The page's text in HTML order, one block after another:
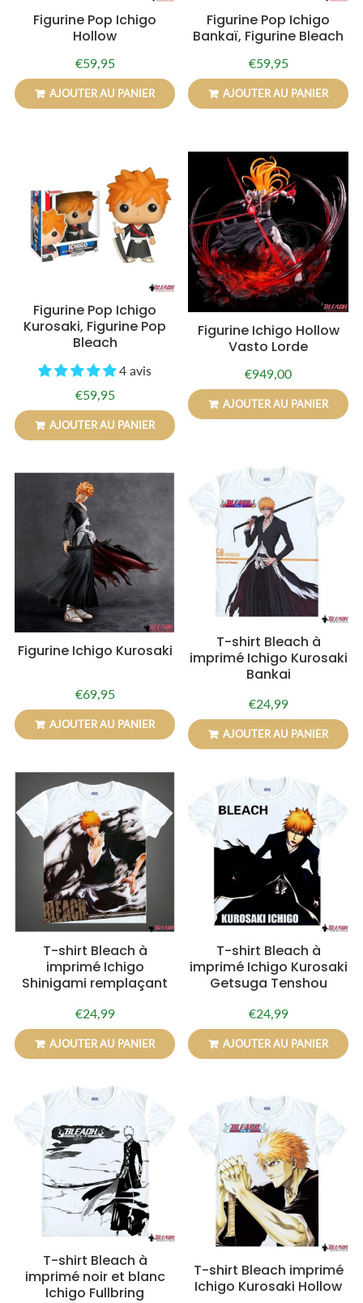
Figurine Pop Ichigo
Hollow
Prix
régulier
€59,95€59,95
AJOUTER AU PANIER
Figurine Pop Ichigo
Bankaï, Figurine Bleach
Prix
régulier
€59,95€59,95
AJOUTER AU PANIER
Figurine Pop Ichigo
Kurosaki, Figurine Pop
Bleach
4 avis
Prix
régulier
€59,95€59,95
AJOUTER AU PANIER
Figurine Ichigo Hollow
Vasto Lorde
Prix
régulier
€949,00
AJOUTER AU PANIER
Figurine Ichigo Kurosaki
Prix
régulier
€69,95€69,95
AJOUTER AU PANIER
T-shirt Bleach à
imprimé Ichigo Kurosaki
Bankai
Prix
régulier
€24,99€24,99
AJOUTER AU PANIER
T-shirt Bleach à
imprimé Ichigo
Shinigami remplaçant
Prix
régulier
€24,99€24,99
AJOUTER AU PANIER
T-shirt Bleach à
imprimé Ichigo Kurosaki
Getsuga Tenshou
Prix
régulier
€24,99€24,99
AJOUTER AU PANIER
T-shirt Bleach à
imprimé noir et blanc
Ichigo Fullbring
T-shirt Bleach imprimé
Ichigo Kurosaki Hollow